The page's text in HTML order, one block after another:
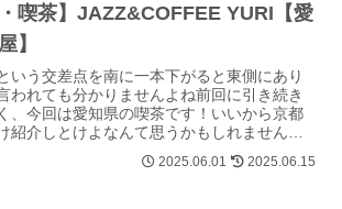
・喫茶】JAZZ&COFFEE YURI【愛
】
いう交差点を南に一本下がると東側にあり
われても分かりませんよね前回に引き続き
、今回は愛知県の喫茶です！いいから京都
紹介しとけよなんて思うかもしれません
を知るのも大事です今回もサクッ...
2025.06.01 2025.06.15